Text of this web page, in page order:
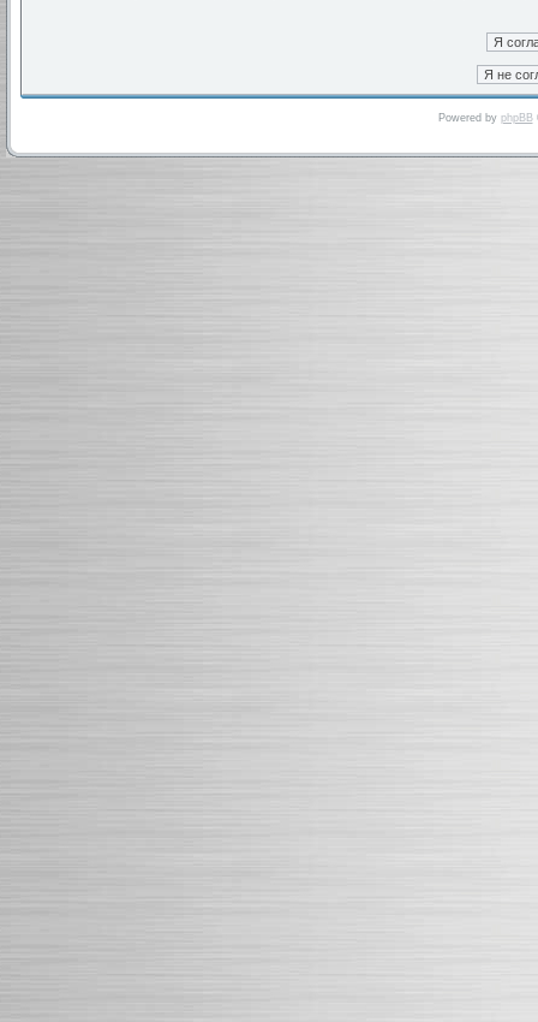
Powered by phpBB